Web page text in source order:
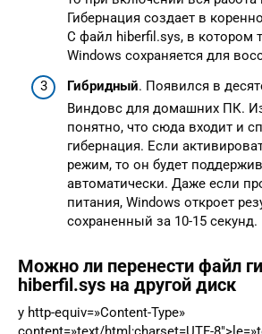
Гибернация создает в
С файл hiberfil.sys, в котором
Windows сохраняется для
Гибридный. Появился в
Виндовс для домашних ПК.
понятно, что сюда входит и
гибернация. Если
режим, то он будет
автоматически. Даже если
питания, Windows откроет
сохраненный за 10-15 секунд.
Можно ли перенести файл
hiberfil.sys на другой диск
y http-equiv=»Content-Type»